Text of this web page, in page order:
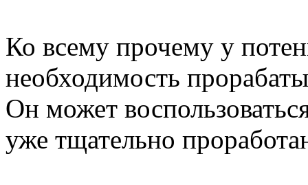
Ко всему прочему у
необходимость
Он может
уже тщательно